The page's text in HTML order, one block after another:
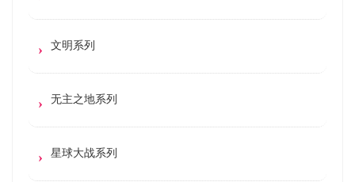
文明系列
无主之地系列
星球大战系列